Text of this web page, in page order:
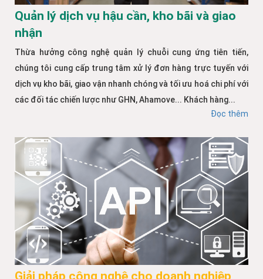
Quản lý dịch vụ hậu cần, kho bãi và giao
nhận
Thừa hưởng công nghệ quản lý chuỗi cung ứng tiên tiến,
chúng tôi cung cấp trung tâm xử lý đơn hàng trực tuyến với
dịch vụ kho bãi, giao vận nhanh chóng và tối ưu hoá chi phí với
các đối tác chiến lược như GHN, Ahamove... Khách hàng...
Đọc thêm
Giải pháp công nghệ cho doanh nghiệp